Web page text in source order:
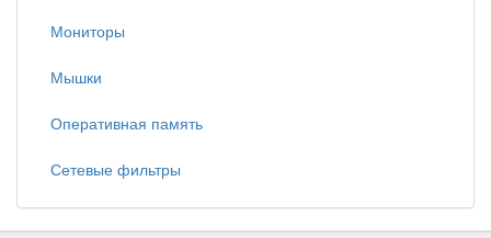
Мониторы
Мышки
Оперативная память
Сетевые фильтры